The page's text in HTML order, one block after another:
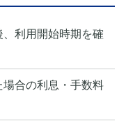
利用開始時期を確
合の利息・手数料